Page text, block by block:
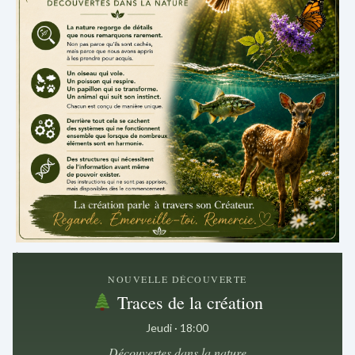
.
NOUVELLE DÉCOUVERTE
Traces de la création
Jeudi · 18:00